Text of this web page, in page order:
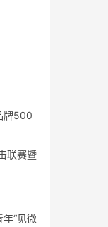
牌500
联赛暨
“见微